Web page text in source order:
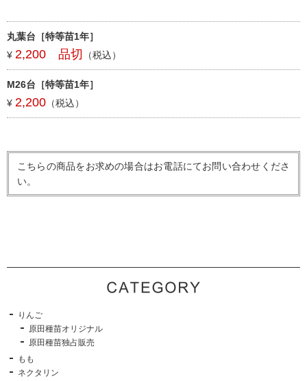
丸葉台［特等苗1年］
¥ 2,200 品切 （税込）
M26台［特等苗1年］
¥ 2,200 （税込）
こちらの商品をお求めの場合はお電話にてお問い合わせくださ
い。
りんご
原田種苗オリジナル
原田種苗独占販売
もも
ネクタリン